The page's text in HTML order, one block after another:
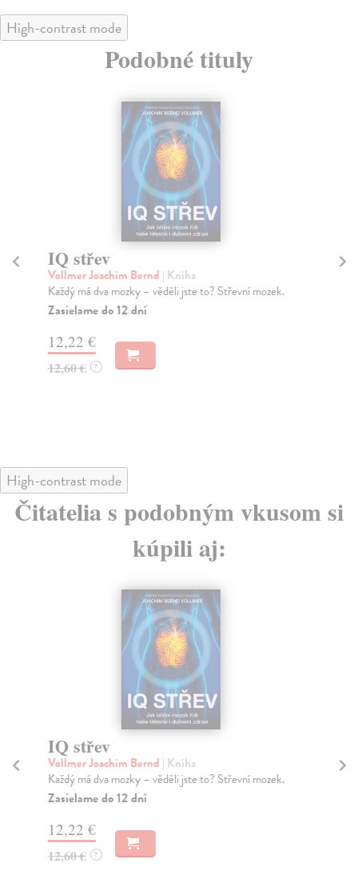
High-contrast mode
Podobné tituly
IQ střev
Vollmer Joachim Bernd | Kniha
Každý má dva mozky – věděli jste to? Střevní mozek.
Zasielame do 12 dní
12,22 €
12,60 € ?
High-contrast mode
Čitatelia s podobným vkusom si
kúpili aj:
IQ střev
Vollmer Joachim Bernd | Kniha
Každý má dva mozky – věděli jste to? Střevní mozek.
Zasielame do 12 dní
12,22 €
12,60 € ?